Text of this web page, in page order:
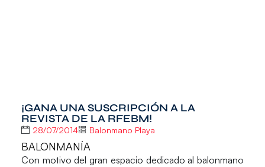
¡GANA UNA SUSCRIPCIÓN A LA
REVISTA DE LA RFEBM!
28/07/2014 Balonmano Playa
BALONMANÍA
Con motivo del gran espacio dedicado al balonmano